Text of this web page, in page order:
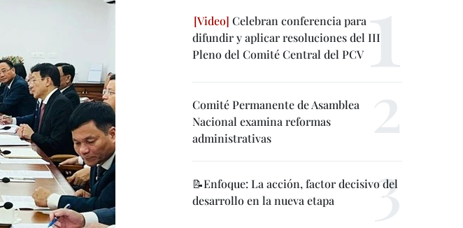
Celebran conferencia para
difundir y aplicar resoluciones del III
Pleno del Comité Central del PCV
Comité Permanente de Asamblea
Nacional examina reformas
administrativas
📝Enfoque: La acción, factor decisivo del
desarrollo en la nueva etapa